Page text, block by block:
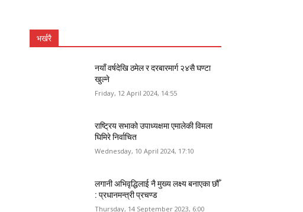
भर्खरै
नयाँ वर्षदेखि ठमेल र दरबारमार्ग २४सै घण्टा
खुल्ने
Friday, 12 April 2024, 14:55
राष्ट्रिय सभाको उपाध्यक्षमा एमालेकी विमला
घिमिरे निर्वाचित
Wednesday, 10 April 2024, 17:10
लगानी अभिवृद्धिलाई नै मुख्य लक्ष्य बनाएका छौँ
: प्रधानमन्त्री प्रचण्ड
Thursday, 14 September 2023, 6:00